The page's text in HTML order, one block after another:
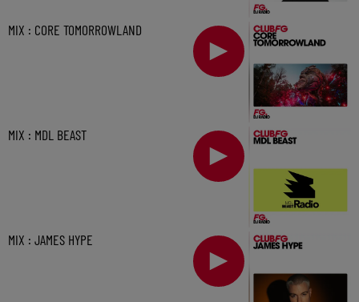
MIX : CORE TOMORROWLAND
MIX : MDL BEAST
MIX : JAMES HYPE